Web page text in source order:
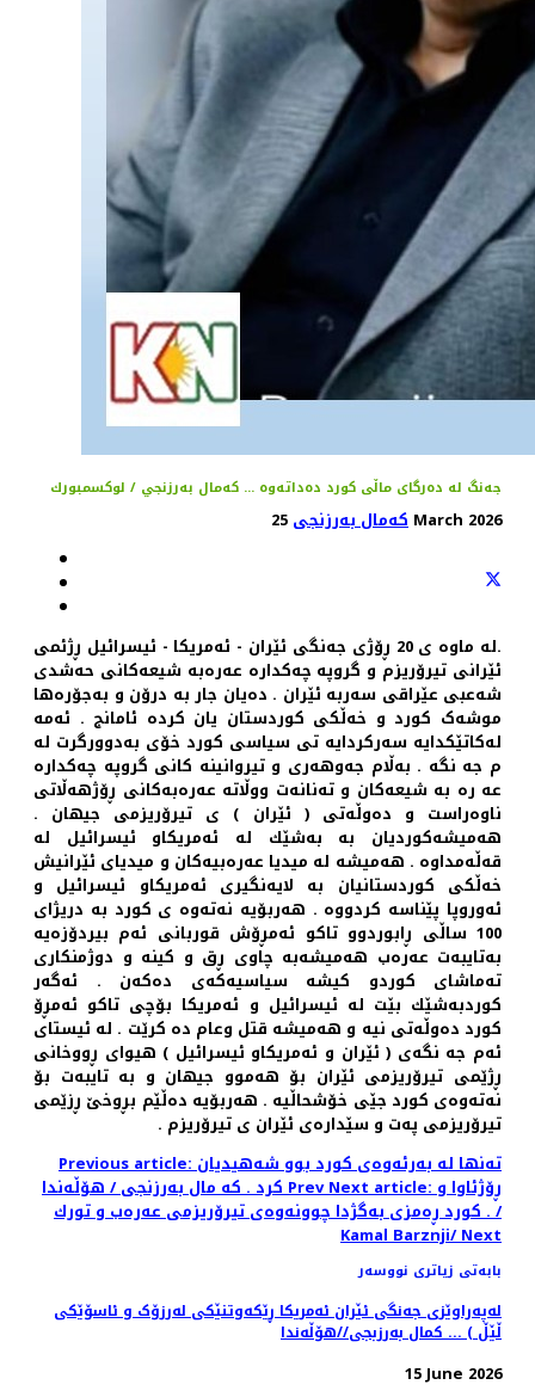
جەنگ لە دەرگای ماڵى كورد دەداتەوه ... كەمال بەرزنجي / لوكسمبورك
کەمال بەرزنجی 25 March 2026
.له ماوه ى 20 ڕۆژى جەنگی ئێران - ئەمريكا - ئیسرائيل ڕژئمى
ئێرانى تيرۆريزم و گروپه چەكدارە عەرەبە شيعەكانى حەشدی
شەعبى عێراقى سەربە ئێران . دەيان جار به درۆن و بەجۆرەها
موشەک كورد و خەڵكى كوردستان يان كرده ئامانج . ئەمه
لەكاتێكدايه سەركردايه تى سياسى كورد خۆى بەدوورگرت له
م جه نگه . بەڵام جەوهەری و تيروانينه كانى گروپە چەكدارە
عه ره به شيعەكان و تەنانەت ووڵاتە عەرەبەكانى ڕۆژهەڵاتى
ناوەراست و دەوڵەتى ( ئێران ) ى تيرۆريزمى جيهان .
هەميشەكورديان بە بەشێك له ئەمريكاو ئیسرائيل له
قەڵەمداوە . هەميشه له ميديا عەرەبیەکان و ميدياى ئێرانيش
خەڵكى كوردستانيان به لایەنگیری ئەمريكاو ئیسرائيل و
ئەوروپا پێناسه كردووه . هەربۆيه نەتەوە ى كورد به دريژاى
100 ساڵى ڕابوردوو تاكو ئەمڕۆش قوربانى ئەم بيردۆزەیە
بەتايبەت عەرەب هەميشەبه چاوى ڕق و كينه و دوژمنكارى
تەماشاى كوردو كيشه سياسيەکەی دەكەن . ئەگەر
كوردبەشێك بێت لە ئیسرائيل و ئەمريكا بۆچی تاكو ئەمڕۆ
كورد دەوڵەتى نيه و هەميشه قتل وعام ده كرێت . له ئیستاى
ئەم جه نگەى ( ئێران و ئەمريكاو ئیسرائيل ) هيواى ڕووخانى
ڕژێمى تيرۆريزمى ئێران بۆ هەموو جيهان و به تايبەت بۆ
نەتەوەی كورد جێى خۆشحاڵيه . هەربۆیە دەڵێم بڕوخێ ڕزێمى
تيرۆريزمى پەت و سێدارەى ئێران ى تيرۆريزم .
Previous article: تەنها له بەرئەوەى كورد بوو شەهيديان
كرد . كه مال بەرزنجى / هۆڵەنداPrevNext article: ڕۆژئاوا و
كورد ڕەمزی بەگژدا چوونەوەى تيرۆريزمى عەرەب و تورك . /
Kamal Barznji/Next
بابەتی زیاتری نووسەر
لەپەراوێزی جەنگی ئێران ئەمریکا ڕێکەوتنێكى لەرزۆک و ئاسۆێکی
ڵێڵ ) ... کمال بەرزبجی//هۆڵەندا
15 June 2026